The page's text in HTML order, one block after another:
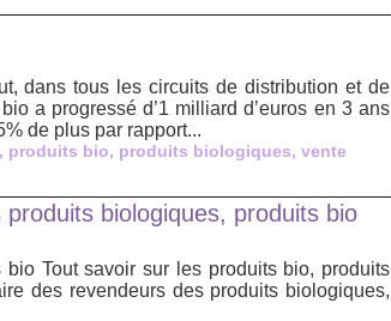
dans tous les circuits de distribution et de
a progressé d’1 milliard d’euros en 3 ans
de plus par rapport...
, produits bio, produits biologiques, vente
biologiques, produits bio
Tout savoir sur les produits bio, produits
des revendeurs des produits biologiques,